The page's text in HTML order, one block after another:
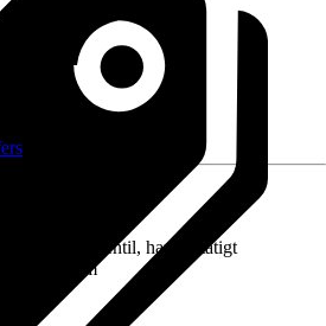
Körbchenventil, handbetätigt
50 cm